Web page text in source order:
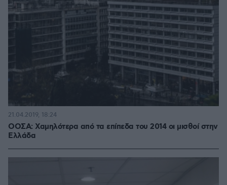
ΟΟΣΑ: Χαμηλότερα από τα επίπεδα του 2014 οι μισθοί στην
Ελλάδα
21.04.2019, 18:24